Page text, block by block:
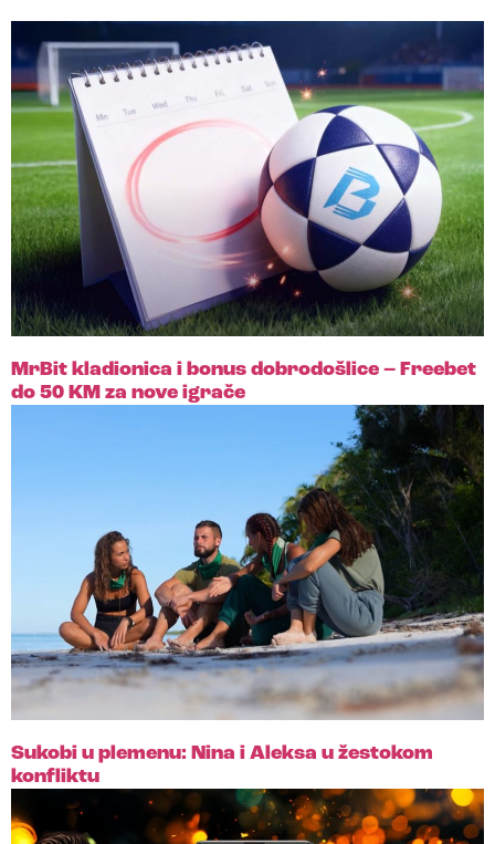
MrBit kladionica i bonus dobrodošlice – Freebet
do 50 KM za nove igrače
Sukobi u plemenu: Nina i Aleksa u žestokom
konfliktu